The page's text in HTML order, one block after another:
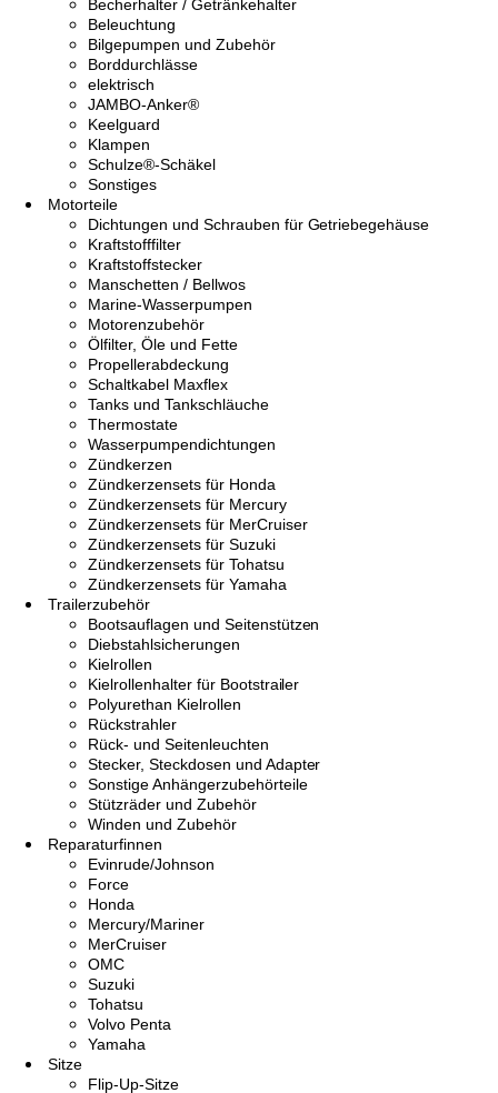
Becherhalter / Getränkehalter
Beleuchtung
Bilgepumpen und Zubehör
Borddurchlässe
elektrisch
JAMBO-Anker®
Keelguard
Klampen
Schulze®-Schäkel
Sonstiges
Motorteile
Dichtungen und Schrauben für Getriebegehäuse
Kraftstofffilter
Kraftstoffstecker
Manschetten / Bellwos
Marine-Wasserpumpen
Motorenzubehör
Ölfilter, Öle und Fette
Propellerabdeckung
Schaltkabel Maxflex
Tanks und Tankschläuche
Thermostate
Wasserpumpendichtungen
Zündkerzen
Zündkerzensets für Honda
Zündkerzensets für Mercury
Zündkerzensets für MerCruiser
Zündkerzensets für Suzuki
Zündkerzensets für Tohatsu
Zündkerzensets für Yamaha
Trailerzubehör
Bootsauflagen und Seitenstützen
Diebstahlsicherungen
Kielrollen
Kielrollenhalter für Bootstrailer
Polyurethan Kielrollen
Rückstrahler
Rück- und Seitenleuchten
Stecker, Steckdosen und Adapter
Sonstige Anhängerzubehörteile
Stützräder und Zubehör
Winden und Zubehör
Reparaturfinnen
Evinrude/Johnson
Force
Honda
Mercury/Mariner
MerCruiser
OMC
Suzuki
Tohatsu
Volvo Penta
Yamaha
Sitze
Flip-Up-Sitze